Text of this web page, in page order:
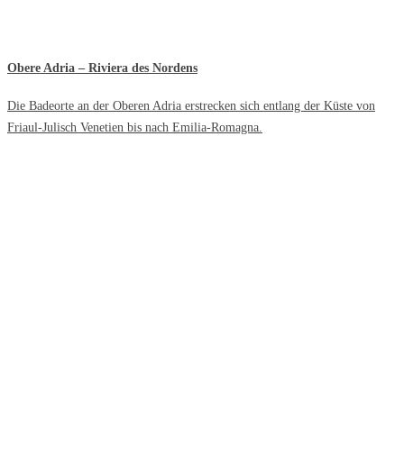
Obere Adria – Riviera des Nordens
Die Badeorte an der Oberen Adria erstrecken sich entlang der Küste von
Friaul-Julisch Venetien bis nach Emilia-Romagna.